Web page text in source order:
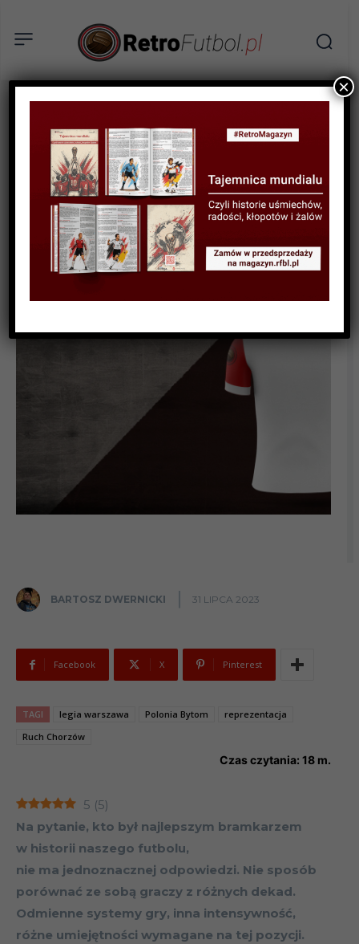
BIOGRAFIE PIŁKARZY
Edward Szymkowiak –
Paganini sztuki
bramkarskiej
BARTOSZ DWERNICKI 31 LIPCA 2023
Facebook X Pinterest
TAGI legia warszawa Polonia Bytom
reprezentacja
Ruch Chorzów
Czas czytania: 18 m.
5 (5)
Na pytanie, kto był najlepszym bramkarzem
w historii naszego futbolu,
nie ma jednoznacznej odpowiedzi. Nie sposób
porównać ze sobą graczy z różnych dekad.
Odmienne systemy gry, inna intensywność,
różne umiejętności wymagane na tej pozycji.
×